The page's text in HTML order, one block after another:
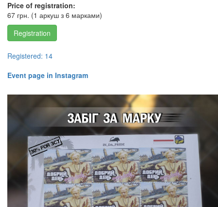
Price of registration:
67 грн. (1 аркуш з 6 марками)
Registration
Registered: 14
​​​​​​​Event page in Instagram